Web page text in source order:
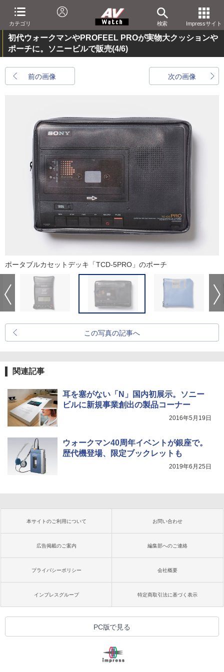
カテゴリ 検索 Impressサイト
初代ウォークマンやPROFEEL PROが実物大クッションや
ポーチに。ソニービルで販売(4/6)
前の画像 次の画像
ポータブルカセットデッキ「TCD-5PRO」のポーチ
この写真の記事へ
関連記事
耳を塞がない「N」国内初展示。ソニー
ビルに新規事業創出の製品コーナー
2016年5月19日
ウォークマン40周年イベントが銀座で。
歴代機登場、限定ブックレットも
2019年6月25日
本サイトのご利用について お問い合わせ
広告掲載のご案内 編集部へのご連絡
プライバシーポリシー 会社概要
インプレスグループ 特定商取引法に基づく表示
PC版で見る